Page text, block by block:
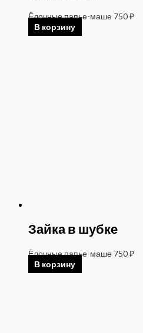
Ёлочные папье-маше 750₽
В корзину
Зайка в шубке
Ёлочные папье-маше 750₽
В корзину